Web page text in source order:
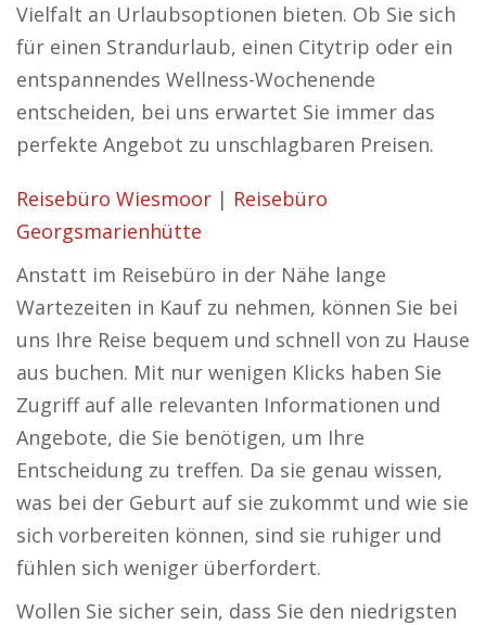
Vielfalt an Urlaubsoptionen bieten. Ob Sie sich
für einen Strandurlaub, einen Citytrip oder ein
entspannendes Wellness-Wochenende
entscheiden, bei uns erwartet Sie immer das
perfekte Angebot zu unschlagbaren Preisen.
Reisebüro Wiesmoor | Reisebüro
Georgsmarienhütte
Anstatt im Reisebüro in der Nähe lange
Wartezeiten in Kauf zu nehmen, können Sie bei
uns Ihre Reise bequem und schnell von zu Hause
aus buchen. Mit nur wenigen Klicks haben Sie
Zugriff auf alle relevanten Informationen und
Angebote, die Sie benötigen, um Ihre
Entscheidung zu treffen. Da sie genau wissen,
was bei der Geburt auf sie zukommt und wie sie
sich vorbereiten können, sind sie ruhiger und
fühlen sich weniger überfordert.
Wollen Sie sicher sein, dass Sie den niedrigsten